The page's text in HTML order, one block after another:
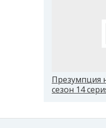
Презумпция
сезон 14